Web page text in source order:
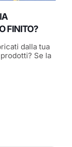
FINITO?
dalla tua
Se la